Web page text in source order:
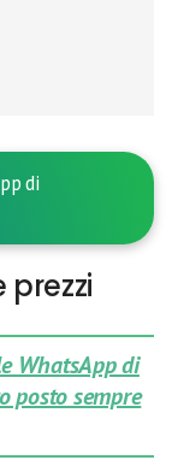
di
WhatsApp di
posto sempre